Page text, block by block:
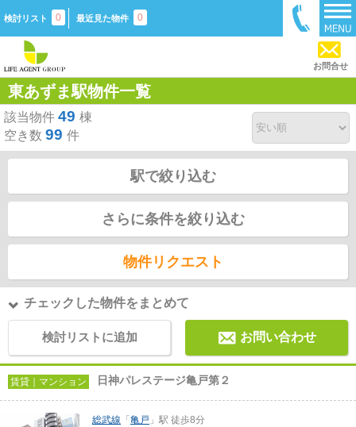
検討リスト 0 最近見た物件 0
お問合せ
東あずま駅物件一覧
該当物件 49 棟
空き数 99 件
駅で絞り込む
さらに条件を絞り込む
物件リクエスト
チェックした物件をまとめて
検討リストに追加 お問い合わせ
賃貸｜マンション 日神パレステージ亀戸第２
総武線 「 亀戸 」駅 徒歩8分